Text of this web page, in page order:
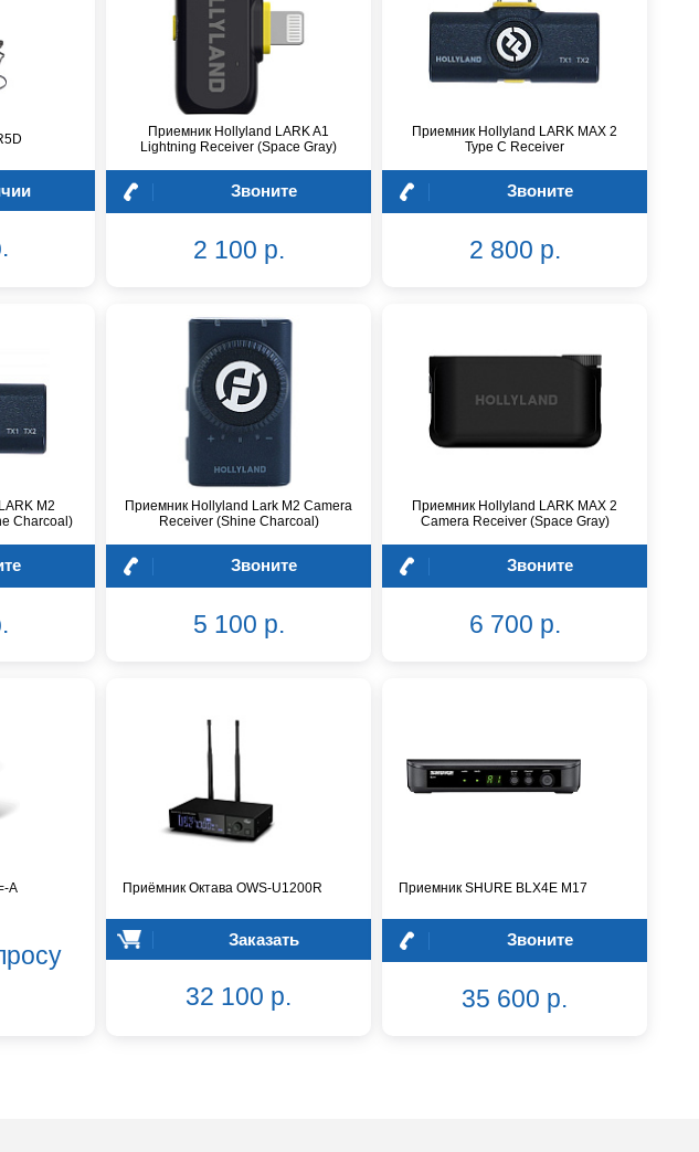
Приемник Hollyland LARK A1
Lightning Receiver (Space Gray)
Звоните
2 100 р.
Приемник Hollyland LARK MAX 2
Type C Receiver
Звоните
2 800 р.
M2
Charcoal)
Приемник Hollyland Lark M2 Camera
Receiver (Shine Charcoal)
Звоните
5 100 р.
Приемник Hollyland LARK MAX 2
Camera Receiver (Space Gray)
Звоните
6 700 р.
A Приёмник Октава OWS-U1200R
Заказать
32 100 р.
Приемник SHURE BLX4E M17
Звоните
35 600 р.